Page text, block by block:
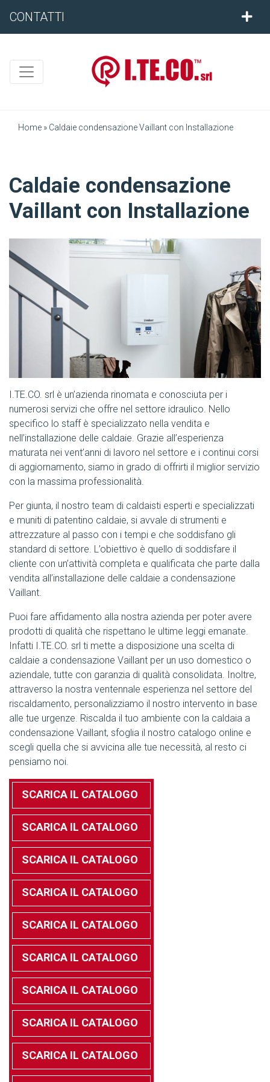
CONTATTI
Home » Caldaie condensazione Vaillant con Installazione
Caldaie condensazione
Vaillant con Installazione
I.TE.CO. srl è un’azienda rinomata e conosciuta per i
numerosi servizi che offre nel settore idraulico. Nello
specifico lo staff è specializzato nella vendita e
nell’installazione delle caldaie. Grazie all’esperienza
maturata nei vent’anni di lavoro nel settore e i continui corsi
di aggiornamento, siamo in grado di offrirti il miglior servizio
con la massima professionalità.
Per giunta, il nostro team di caldaisti esperti e specializzati
e muniti di patentino caldaie, si avvale di strumenti e
attrezzature al passo con i tempi e che soddisfano gli
standard di settore. L’obiettivo è quello di soddisfare il
cliente con un’attività completa e qualificata che parte dalla
vendita all’installazione delle caldaie a condensazione
Vaillant.
Puoi fare affidamento alla nostra azienda per poter avere
prodotti di qualità che rispettano le ultime leggi emanate.
Infatti I.TE.CO. srl ti mette a disposizione una scelta di
caldaie a condensazione Vaillant per un uso domestico o
aziendale, tutte con garanzia di qualità consolidata. Inoltre,
attraverso la nostra ventennale esperienza nel settore del
riscaldamento, personalizziamo il nostro intervento in base
alle tue urgenze. Riscalda il tuo ambiente con la caldaia a
condensazione Vaillant, sfoglia il nostro catalogo online e
scegli quella che si avvicina alle tue necessità, al resto ci
pensiamo noi.
SCARICA IL CATALOGO
SCARICA IL CATALOGO
SCARICA IL CATALOGO
SCARICA IL CATALOGO
SCARICA IL CATALOGO
SCARICA IL CATALOGO
SCARICA IL CATALOGO
SCARICA IL CATALOGO
SCARICA IL CATALOGO